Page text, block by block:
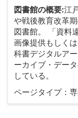
図書館の概要:江
や戦後教育改革
図書館。 「資料
画像提供もしく
科書デジタルア
ーカイブ・デー
している。
ページタイプ：